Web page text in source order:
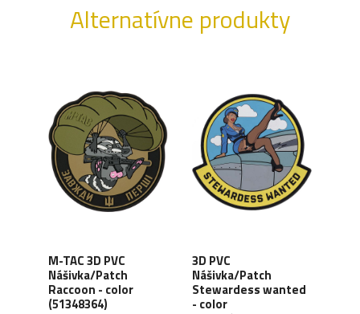
Alternatívne produkty
M-TAC 3D PVC
Nášivka/Patch
Raccoon - color
(51348364)
3D PVC
Nášivka/Patch
Stewardess wanted
- color